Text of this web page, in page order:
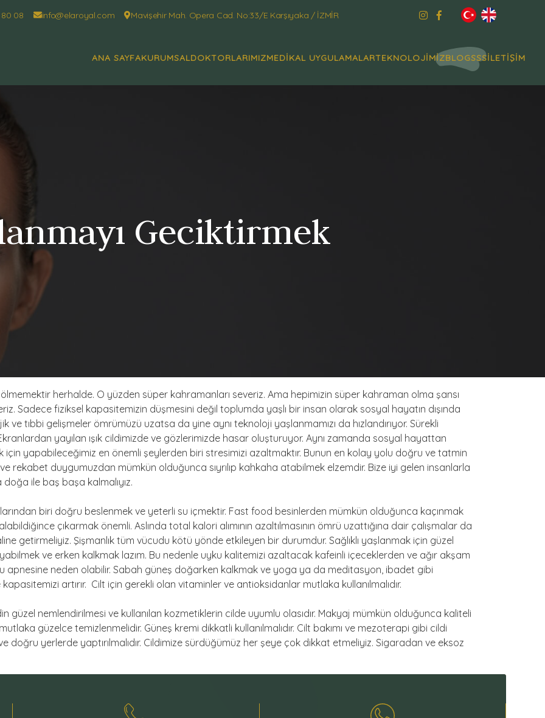
08 info@elaroyal.com Mavişehir Mah. Opera Cad. No:33/E Karşıyaka / İZMİR
ANA SAYFAKURUMSALDOKTORLARIMIZMEDİKAL UYGULAMALARTEKNOLOJİMİZBLOGSSSİLETİŞİM
Geciktirmek
ölmemektir herhalde. O yüzden süper kahramanları severiz. Ama hepimizin süper kahraman olma şansı
Sadece fiziksel kapasitemizin düşmesini değil toplumda yaşlı bir insan olarak sosyal hayatın dışında
ve tıbbi gelişmeler ömrümüzü uzatsa da yine aynı teknoloji yaşlanmamızı da hızlandırıyor. Sürekli
yayılan ışık cildimizde ve gözlerimizde hasar oluşturuyor. Aynı zamanda sosyal hayattan
için yapabileceğimiz en önemli şeylerden biri stresimizi azaltmaktır. Bunun en kolay yolu doğru ve tatmin
rekabet duygumuzdan mümkün olduğunca sıyrılıp kahkaha atabilmek elzemdir. Bize iyi gelen insanlarla
ile baş başa kalmalıyız.
biri doğru beslenmek ve yeterli su içmektir. Fast food besinlerden mümkün olduğunca kaçınmak
çıkarmak önemli. Aslında total kalori alımının azaltılmasının ömrü uzattığına dair çalışmalar da
getirmeliyiz. Şişmanlık tüm vücudu kötü yönde etkileyen bir durumdur. Sağlıklı yaşlanmak için güzel
ve erken kalkmak lazım. Bu nedenle uyku kalitemizi azaltacak kafeinli içeceklerden ve ağır akşam
apnesine neden olabilir. Sabah güneş doğarken kalkmak ve yoga ya da meditasyon, ibadet gibi
artırır. Cilt için gerekli olan vitaminler ve antioksidanlar mutlaka kullanılmalıdır.
güzel nemlendirilmesi ve kullanılan kozmetiklerin cilde uyumlu olasıdır. Makyaj mümkün olduğunca kaliteli
güzelce temizlenmelidir. Güneş kremi dikkatli kullanılmalıdır. Cilt bakımı ve mezoterapi gibi cildi
doğru yerlerde yaptırılmalıdır. Cildimize sürdüğümüz her şeye çok dikkat etmeliyiz. Sigaradan ve eksoz